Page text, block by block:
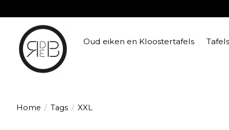
Oud eiken en Kloostertafels
Home / Tags / XXL